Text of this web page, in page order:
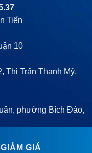
Tiến
10
Thị Trấn Thạnh Mỹ,
phường Bích Đào,
GIÁ